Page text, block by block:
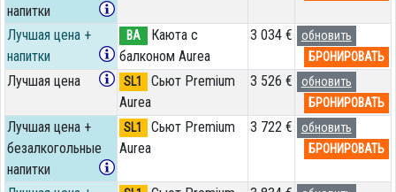
напитки
Лучшая цена +
напитки
BA
Каюта с
балконом Aurea
3 034 €
обновить
БРОНИРОВАТЬ
Лучшая цена SL1
Сьют Premium
Aurea
3 526 €
обновить
БРОНИРОВАТЬ
Лучшая цена +
безалкогольные
напитки
SL1
Сьют Premium
Aurea
3 722 €
обновить
БРОНИРОВАТЬ